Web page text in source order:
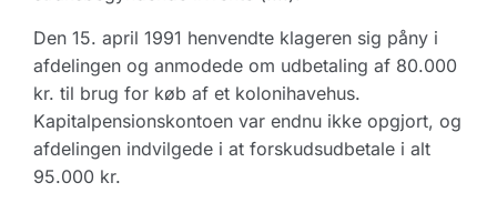
Den 15. april 1991 henvendte klageren sig påny i
afdelingen og anmodede om udbetaling af 80.000
kr. til brug for køb af et kolonihavehus.
Kapitalpensionskontoen var endnu ikke opgjort, og
afdelingen indvilgede i at forskudsudbetale i alt
95.000 kr.